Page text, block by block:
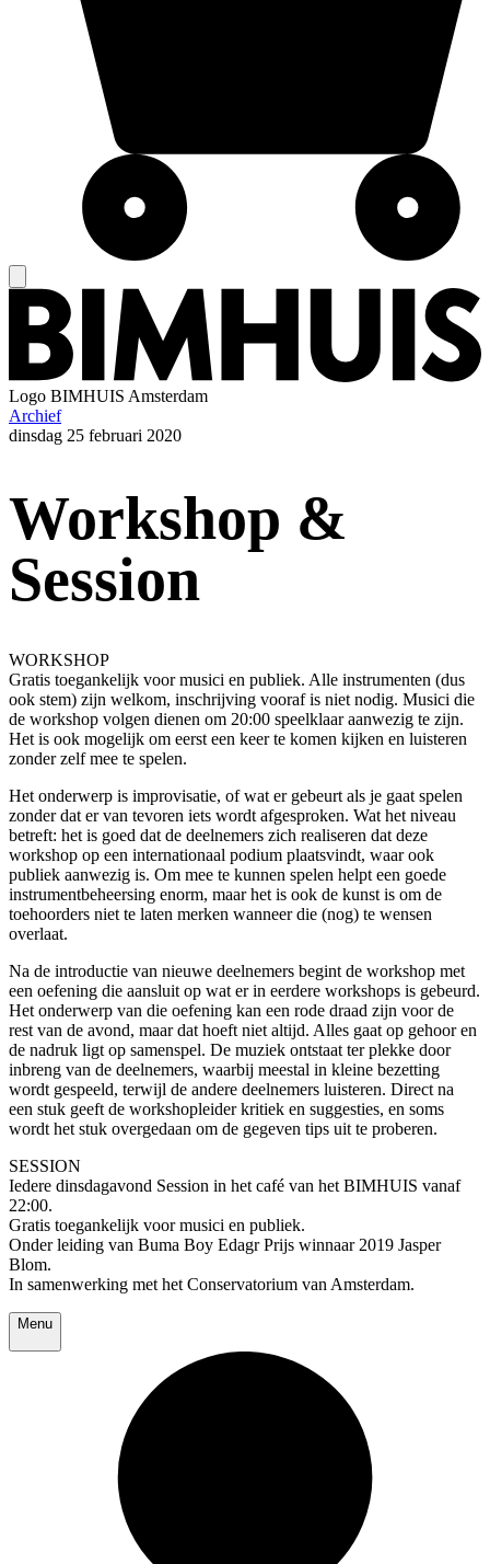
Logo BIMHUIS Amsterdam
Archief
dinsdag 25 februari 2020
Workshop &
Session
WORKSHOP
Gratis toegankelijk voor musici en publiek. Alle instrumenten (dus
ook stem) zijn welkom, inschrijving vooraf is niet nodig. Musici die
de workshop volgen dienen om 20:00 speelklaar aanwezig te zijn.
Het is ook mogelijk om eerst een keer te komen kijken en luisteren
zonder zelf mee te spelen.
Het onderwerp is improvisatie, of wat er gebeurt als je gaat spelen
zonder dat er van tevoren iets wordt afgesproken. Wat het niveau
betreft: het is goed dat de deelnemers zich realiseren dat deze
workshop op een internationaal podium plaatsvindt, waar ook
publiek aanwezig is. Om mee te kunnen spelen helpt een goede
instrumentbeheersing enorm, maar het is ook de kunst is om de
toehoorders niet te laten merken wanneer die (nog) te wensen
overlaat.
Na de introductie van nieuwe deelnemers begint de workshop met
een oefening die aansluit op wat er in eerdere workshops is gebeurd.
Het onderwerp van die oefening kan een rode draad zijn voor de
rest van de avond, maar dat hoeft niet altijd. Alles gaat op gehoor en
de nadruk ligt op samenspel. De muziek ontstaat ter plekke door
inbreng van de deelnemers, waarbij meestal in kleine bezetting
wordt gespeeld, terwijl de andere deelnemers luisteren. Direct na
een stuk geeft de workshopleider kritiek en suggesties, en soms
wordt het stuk overgedaan om de gegeven tips uit te proberen.
SESSION
Iedere dinsdagavond Session in het café van het BIMHUIS vanaf
22:00.
Gratis toegankelijk voor musici en publiek.
Onder leiding van Buma Boy Edagr Prijs winnaar 2019 Jasper
Blom.
In samenwerking met het Conservatorium van Amsterdam.
Menu